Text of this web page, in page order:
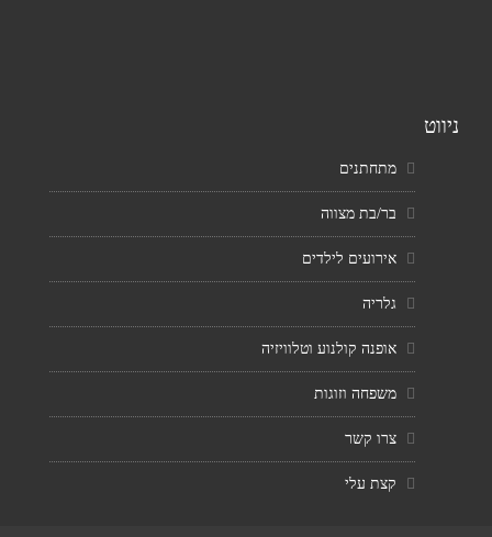
ניווט
מתחתנים
בר/בת מצווה
אירועים לילדים
גלריה
אופנה קולנוע וטלוויזיה
משפחה וזוגות
צרו קשר
קצת עלי